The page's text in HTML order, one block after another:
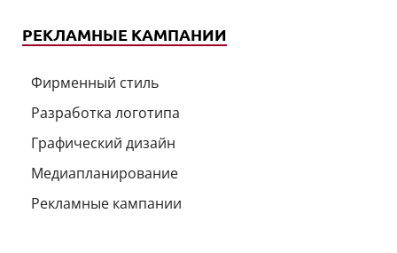
РЕКЛАМНЫЕ КАМПАНИИ
Фирменный стиль
Разработка логотипа
Графический дизайн
Медиапланирование
Рекламные кампании